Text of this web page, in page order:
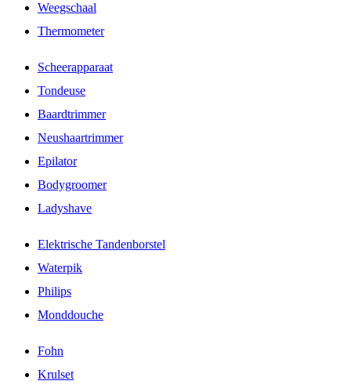
Weegschaal
Thermometer
Scheerapparaat
Tondeuse
Baardtrimmer
Neushaartrimmer
Epilator
Bodygroomer
Ladyshave
Elektrische Tandenborstel
Waterpik
Philips
Monddouche
Fohn
Krulset